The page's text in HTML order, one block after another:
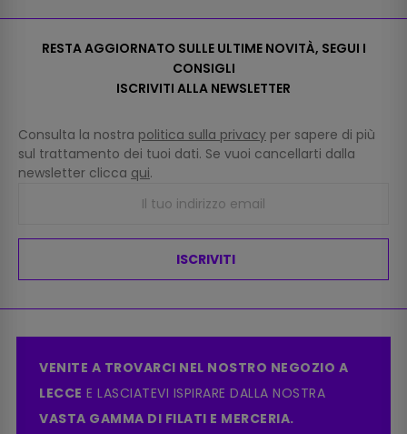
RESTA AGGIORNATO SULLE ULTIME NOVITÀ, SEGUI I
CONSIGLI
ISCRIVITI ALLA NEWSLETTER
Consulta la nostra politica sulla privacy per sapere di più
sul trattamento dei tuoi dati. Se vuoi cancellarti dalla
newsletter clicca qui.
ISCRIVITI
VENITE A TROVARCI NEL NOSTRO NEGOZIO A
LECCE E LASCIATEVI ISPIRARE DALLA NOSTRA
VASTA GAMMA DI FILATI E MERCERIA.